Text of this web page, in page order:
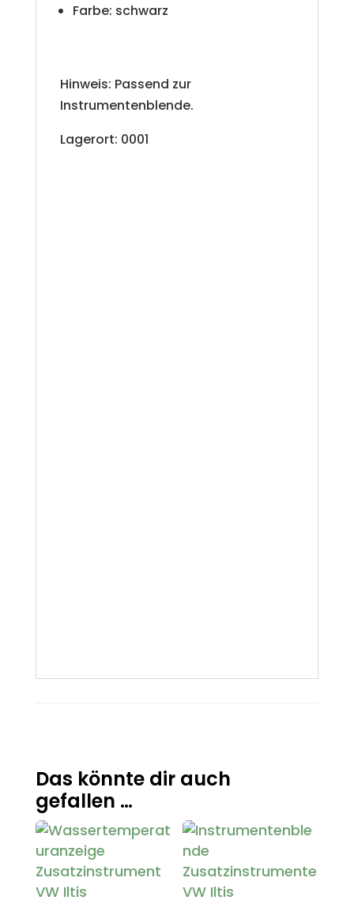
Farbe: schwarz
Hinweis: Passend zur
Instrumentenblende.
Lagerort: 0001
Das könnte dir auch
gefallen …